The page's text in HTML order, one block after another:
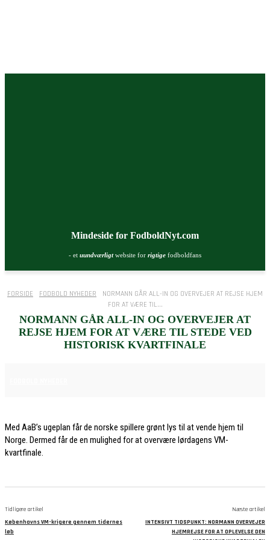
Mindeside for FodboldNyt.com
- et uundværligtwebsite for rigtige fodboldfans
FORSIDE FODBOLD NYHEDER
NORMANN GÅR ALL-IN OG OVERVEJER AT REJSE HJEM
FOR AT VÆRE TIL...
NORMANN GÅR ALL-IN OG OVERVEJER AT
REJSE HJEM FOR AT VÆRE TIL STEDE VED
HISTORISK KVARTFINALE
Med AaB’s ugeplan får de norske spillere grønt lys til at vende hjem til
Norge. Dermed får de en mulighed for at overvære lørdagens VM-
kvartfinale.
Tidligere artikel
Københavns VM-krigere gennem tidernes
løb
Næste artikel
INTENSIVT TIDSPUNKT: NORMANN OVERVEJER
HJEMREJSE FOR AT OPLEVELSE DEN